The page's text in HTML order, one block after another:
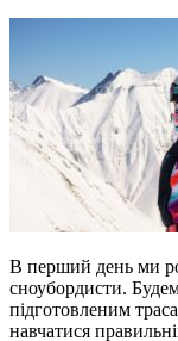
В перший день ми
сноубордисти.
підготовленим
навчатися